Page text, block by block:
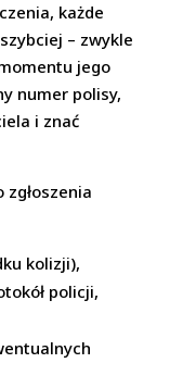
każde
– zwykle
jego
numer polisy,
i znać
kolizji),
policji,